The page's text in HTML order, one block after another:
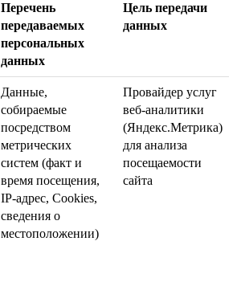
Перечень
передаваемых
персональных
данных
Цель передачи
данных
Данные,
собираемые
посредством
метрических
систем (факт и
время посещения,
IP-адрес, Cookies,
сведения о
местоположении)
Провайдер услуг
веб-аналитики
(Яндекс.Метрика)
для анализа
посещаемости
сайта